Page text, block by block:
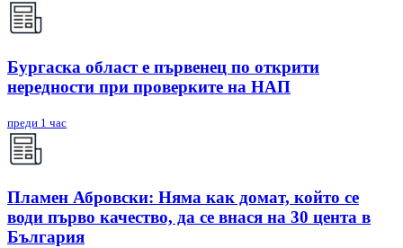
Бургаска област е първенец по открити
нередности при проверките на НАП
преди 1 час
Пламен Абровски: Няма как домат, който се
води първо качество, да се внася на 30 цента в
България